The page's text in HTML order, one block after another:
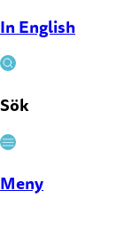
In English
Sök
Stäng
Meny